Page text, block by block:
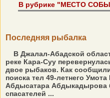
В рубрике "МЕСТО
Последняя рыбалка
В Джалал-Абадской
реке Кара-Суу
двое рыбаков. Как
поиска тел 49-летнего
Абдысатара Абдыкадырова
спасателей ...